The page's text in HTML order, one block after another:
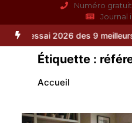
Numéro
Journal
9 meilleurs compléments
Étiquette :
Accueil